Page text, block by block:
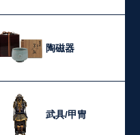
陶磁器
武具/甲冑